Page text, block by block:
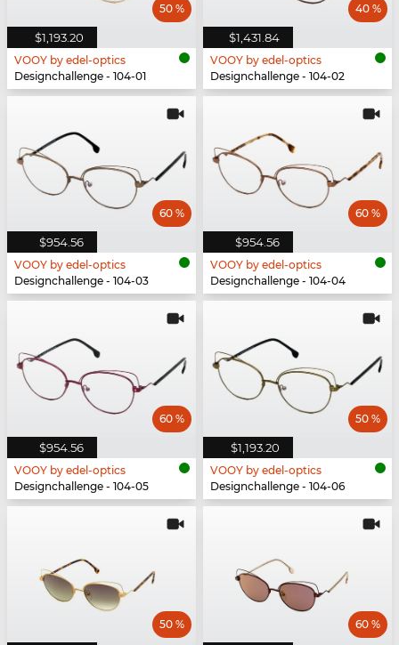
$1,193.20
50 %
VOOY by edel-optics
Designchallenge - 104-01
$1,431.84
40 %
VOOY by edel-optics
Designchallenge - 104-02
$954.56
60 %
VOOY by edel-optics
Designchallenge - 104-03
$954.56
60 %
VOOY by edel-optics
Designchallenge - 104-04
$954.56
60 %
VOOY by edel-optics
Designchallenge - 104-05
$1,193.20
50 %
VOOY by edel-optics
Designchallenge - 104-06
50 % 60 %